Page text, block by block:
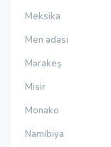
Meksika
Men adası
Mərakeş
Misir
Monako
Namibiya